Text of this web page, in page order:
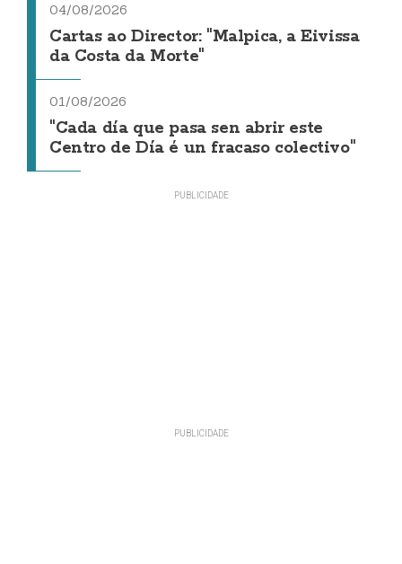
04/08/2026
Cartas ao Director: "Malpica, a Eivissa
da Costa da Morte"
01/08/2026
"Cada día que pasa sen abrir este
Centro de Día é un fracaso colectivo"